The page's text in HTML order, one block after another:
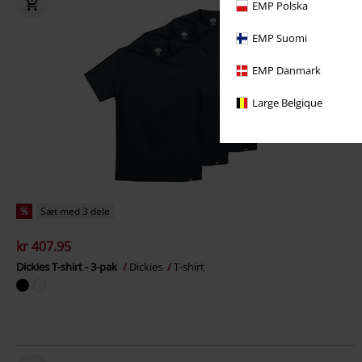
EMP Polska
EMP Suomi
EMP Danmark
Large Belgique
% Sæt med 3 dele
kr 407.95
Dickies T-shirt - 3-pak Dickies T-shirt